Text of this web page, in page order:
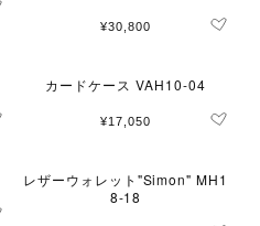
¥30,800
カードケース VAH10-04
¥17,050
レザーウォレット"Simon" MH1
8-18